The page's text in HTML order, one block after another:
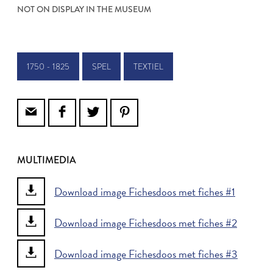
NOT ON DISPLAY IN THE MUSEUM
1750 - 1825 SPEL TEXTIEL
MULTIMEDIA
Download image Fichesdoos met fiches #1
Download image Fichesdoos met fiches #2
Download image Fichesdoos met fiches #3